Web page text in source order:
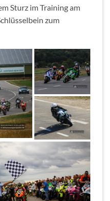
Sturz im Training am
zum